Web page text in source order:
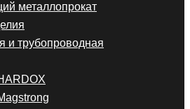
металлопрокат
и трубопроводная